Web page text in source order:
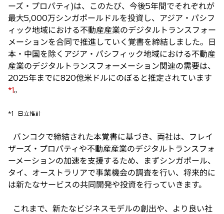
ーズ・プロパティ)は、このたび、今後5年間でそれぞれが
最大5,000万シンガポールドルを投資し、アジア・パシフ
ィック地域における不動産産業のデジタルトランスフォー
メーションを合同で推進していく覚書を締結しました。日
本・中国を除くアジア・パシフィック地域における不動産
産業のデジタルトランスフォーメーション関連の需要は、
2025年までに820億米ドルにのぼると推定されています
*1。
*1 日立推計
バンコクで締結された本覚書に基づき、両社は、フレイ
ザーズ・プロパティや不動産産業のデジタルトランスフォ
ーメーションの加速を支援するため、まずシンガポール、
タイ、オーストラリアで事業機会の調査を行い、将来的に
は新たなサービスの共同開発や投資を行っていきます。
これまで、新たなビジネスモデルの創出や、より良い社